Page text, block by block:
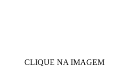
CLIQUE NA IMAGEM